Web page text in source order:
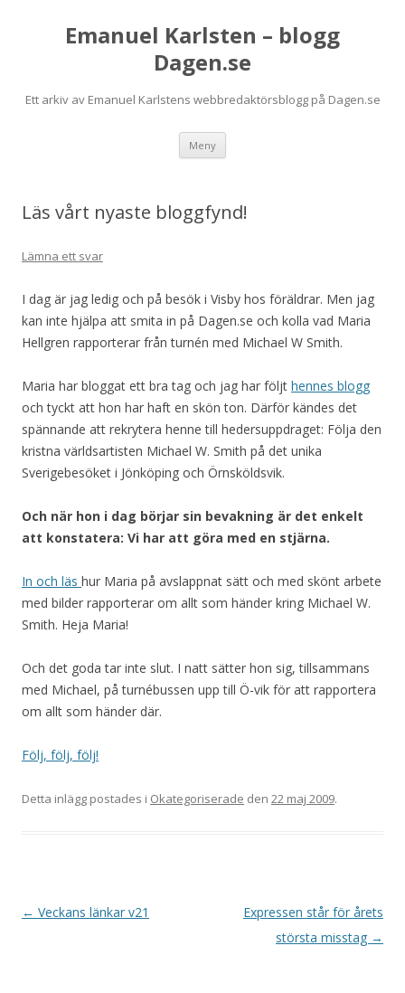
Emanuel Karlsten – blogg
Dagen.se
Ett arkiv av Emanuel Karlstens webbredaktörsblogg på Dagen.se
Meny
Läs vårt nyaste bloggfynd!
Lämna ett svar
I dag är jag ledig och på besök i Visby hos föräldrar. Men jag
kan inte hjälpa att smita in på Dagen.se och kolla vad Maria
Hellgren rapporterar från turnén med Michael W Smith.
Maria har bloggat ett bra tag och jag har följt hennes blogg
och tyckt att hon har haft en skön ton. Därför kändes det
spännande att rekrytera henne till hedersuppdraget: Följa den
kristna världsartisten Michael W. Smith på det unika
Sverigebesöket i Jönköping och Örnsköldsvik.
Och när hon i dag börjar sin bevakning är det enkelt
att konstatera: Vi har att göra med en stjärna.
In och läs hur Maria på avslappnat sätt och med skönt arbete
med bilder rapporterar om allt som händer kring Michael W.
Smith. Heja Maria!
Och det goda tar inte slut. I natt sätter hon sig, tillsammans
med Michael, på turnébussen upp till Ö-vik för att rapportera
om allt som händer där.
Följ, följ, följ!
Detta inlägg postades i Okategoriserade den 22 maj 2009.
Inläggsnavigering
← Veckans länkar v21
Expressen står för årets
största misstag →